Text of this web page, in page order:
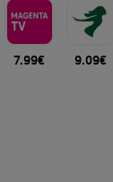
7.99€ 9.09€